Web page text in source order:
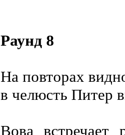
Раунд 8
На повторах
в челюсть Питер
Вова встречает